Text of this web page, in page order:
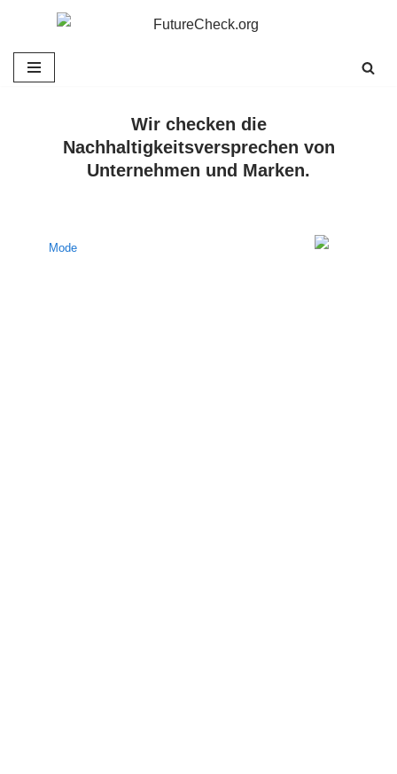
Zum
Inhalt
Wir checken die
Nachhaltigkeitsversprechen von
Unternehmen und Marken.
Mode